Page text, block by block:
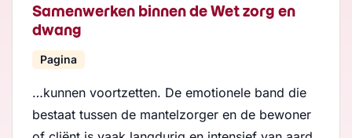
Samenwerken binnen de Wet zorg en
dwang
Pagina
…kunnen voortzetten. De emotionele band die
bestaat tussen de mantelzorger en de bewoner